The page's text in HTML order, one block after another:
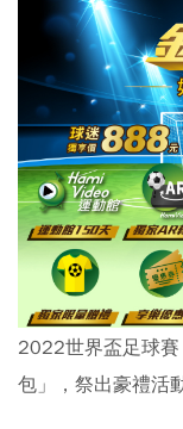
2022世界盃足球
包」，祭出豪禮活動